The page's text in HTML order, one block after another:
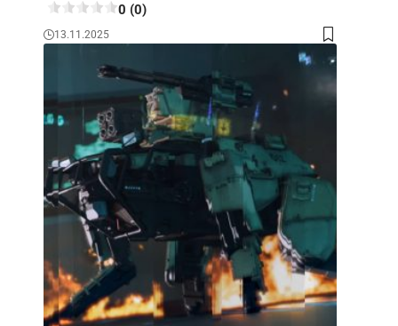
0 (0)
13.11.2025